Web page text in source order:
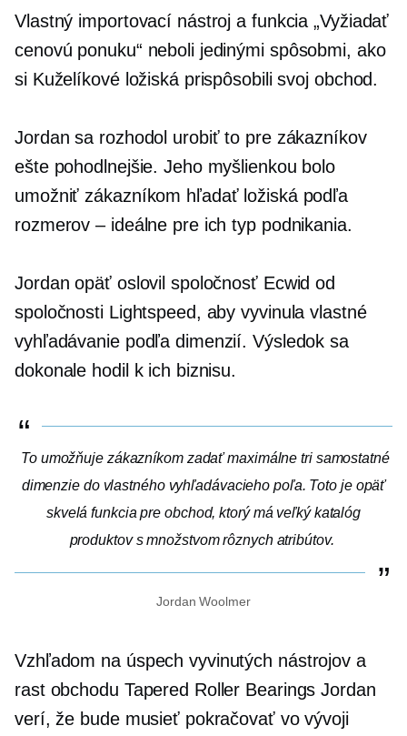
Vlastný importovací nástroj a funkcia „Vyžiadať
cenovú ponuku“ neboli jedinými spôsobmi, ako
si Kuželíkové ložiská prispôsobili svoj obchod.
Jordan sa rozhodol urobiť to pre zákazníkov
ešte pohodlnejšie. Jeho myšlienkou bolo
umožniť zákazníkom hľadať ložiská podľa
rozmerov – ideálne pre ich typ podnikania.
Jordan opäť oslovil spoločnosť Ecwid od
spoločnosti Lightspeed, aby vyvinula vlastné
vyhľadávanie podľa dimenzií. Výsledok sa
dokonale hodil k ich biznisu.
To umožňuje zákazníkom zadať maximálne tri samostatné
dimenzie do vlastného vyhľadávacieho poľa. Toto je opäť
skvelá funkcia pre obchod, ktorý má veľký katalóg
produktov s množstvom rôznych atribútov.
Jordan Woolmer
Vzhľadom na úspech vyvinutých nástrojov a
rast obchodu Tapered Roller Bearings Jordan
verí, že bude musieť pokračovať vo vývoji